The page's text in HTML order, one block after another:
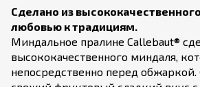
Сделано из
любовью к традициям.
Миндальное пралине Callebaut®
высококачественного миндаля,
непосредственно перед